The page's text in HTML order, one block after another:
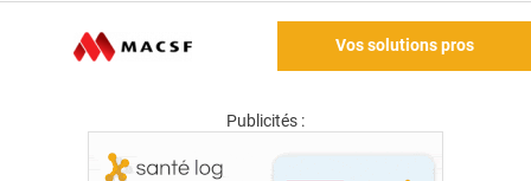
Vos solutions pros
Publicités :